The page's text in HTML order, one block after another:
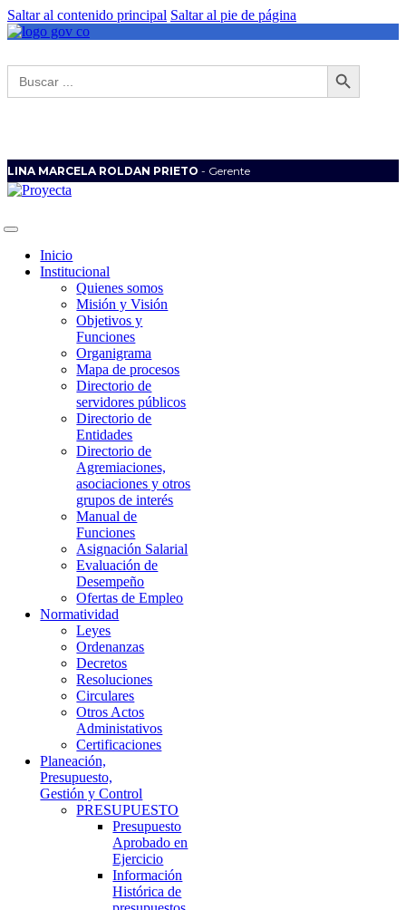
Saltar al contenido principal Saltar al pie de página
Buscar: Botón de búsqueda
LINA MARCELA ROLDAN PRIETO - Gerente
Inicio
Institucional
Quienes somos
Misión y Visión
Objetivos y
Funciones
Organigrama
Mapa de procesos
Directorio de
servidores públicos
Directorio de
Entidades
Directorio de
Agremiaciones,
asociaciones y otros
grupos de interés
Manual de
Funciones
Asignación Salarial
Evaluación de
Desempeño
Ofertas de Empleo
Normatividad
Leyes
Ordenanzas
Decretos
Resoluciones
Circulares
Otros Actos
Administativos
Certificaciones
Planeación,
Presupuesto,
Gestión y Control
PRESUPUESTO
Presupuesto
Aprobado en
Ejercicio
Información
Histórica de